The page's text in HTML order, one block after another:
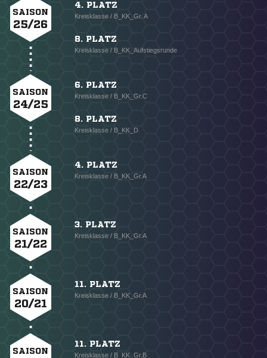
SAISON
25/26
4. PLATZ
Kreisklasse / B_KK_Gr. A
8. PLATZ
Kreisklasse / B_KK_Aufstiegsrunde
SAISON
24/25
6. PLATZ
Kreisklasse / B_KK_Gr.C
8. PLATZ
Kreisklasse / B_KK_D
SAISON
22/23
4. PLATZ
Kreisklasse / B_KK_Gr.A
SAISON
21/22
3. PLATZ
Kreisklasse / B_KK_Gr.A
SAISON
20/21
11. PLATZ
Kreisklasse / B_KK_Gr.A
SAISON
11. PLATZ
Kreisklasse / B_KK_Gr.B